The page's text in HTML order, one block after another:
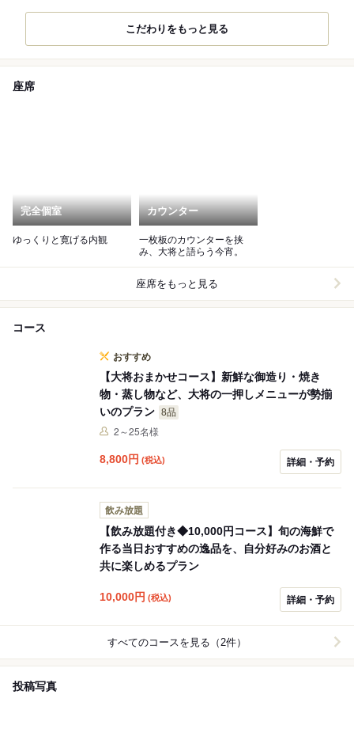
こだわりをもっと見る
座席
完全個室
ゆっくりと寛げる内観
カウンター
一枚板のカウンターを挟
み、大将と語らう今宵。
座席をもっと見る
コース
おすすめ
【大将おまかせコース】新鮮な御造り・焼き
物・蒸し物など、大将の一押しメニューが勢揃
いのプラン 8品
2～25名様
8,800円 (税込) 詳細・予約
飲み放題
【飲み放題付き◆10,000円コース】旬の海鮮で
作る当日おすすめの逸品を、自分好みのお酒と
共に楽しめるプラン
10,000円 (税込) 詳細・予約
すべてのコースを見る（2件）
投稿写真